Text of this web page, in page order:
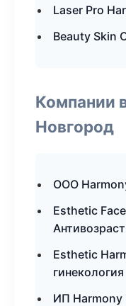
Laser Pro
Beauty Skin
Компании
Новгород
ООО
Esthetic
Esthetic
гинекология
ИП